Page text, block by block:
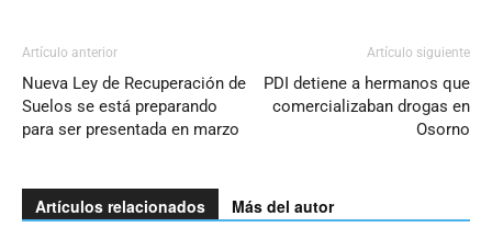
Artículo anterior
Nueva Ley de Recuperación de
Suelos se está preparando
para ser presentada en marzo
Artículo siguiente
PDI detiene a hermanos que
comercializaban drogas en
Osorno
Artículos relacionados Más del autor